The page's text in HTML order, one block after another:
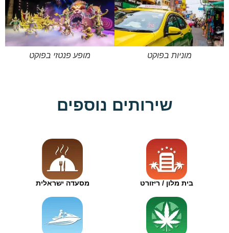
מופע פנטזי בפוקט מוניות בפוקט
שירותים נוספים
בית מלון / ריזורט מסעדה ישראלית